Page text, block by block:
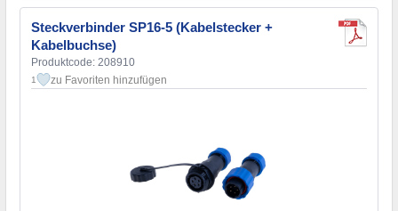
Steckverbinder SP16-5 (Kabelstecker +
Kabelbuchse)
Produktcode: 208910
1 zu Favoriten hinzufügen